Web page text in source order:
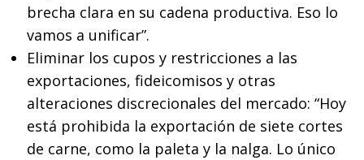
brecha clara en su cadena productiva. Eso lo
vamos a unificar”.
Eliminar los cupos y restricciones a las
exportaciones, fideicomisos y otras
alteraciones discrecionales del mercado: “Hoy
está prohibida la exportación de siete cortes
de carne, como la paleta y la nalga. Lo único